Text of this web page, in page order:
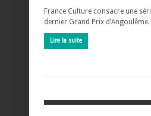
France Culture consacre une
dernier Grand Prix
Lire la suite